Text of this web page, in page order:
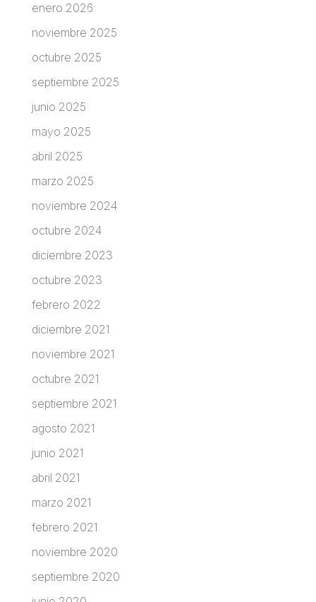
enero 2026
noviembre 2025
octubre 2025
septiembre 2025
junio 2025
mayo 2025
abril 2025
marzo 2025
noviembre 2024
octubre 2024
diciembre 2023
octubre 2023
febrero 2022
diciembre 2021
noviembre 2021
octubre 2021
septiembre 2021
agosto 2021
junio 2021
abril 2021
marzo 2021
febrero 2021
noviembre 2020
septiembre 2020